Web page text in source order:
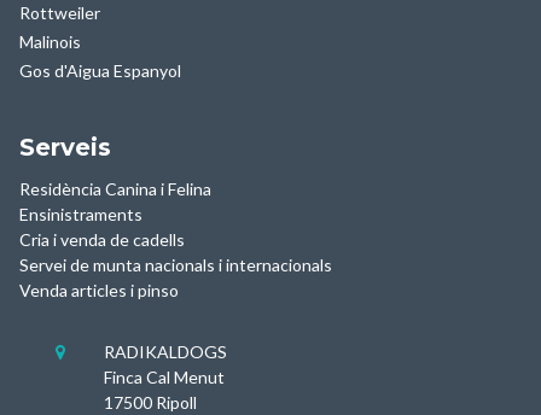
Rottweiler
Malinois
Gos d'Aigua Espanyol
Serveis
Residència Canina i Felina
Ensinistraments
Cria i venda de cadells
Servei de munta nacionals i internacionals
Venda articles i pinso

RADIKALDOGS
Finca Cal Menut
17500 Ripoll